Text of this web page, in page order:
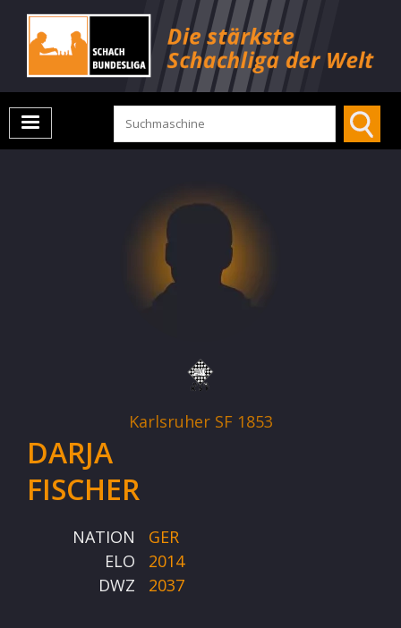
Karlsruher SF 1853
DARJA
FISCHER
NATION
GER
ELO
2014
DWZ
2037